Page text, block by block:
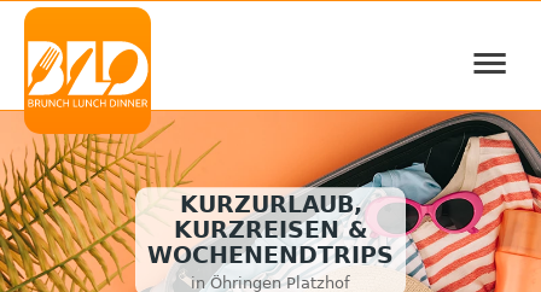
≡
KURZURLAUB,
KURZREISEN &
WOCHENENDTRIPS
in Öhringen Platzhof